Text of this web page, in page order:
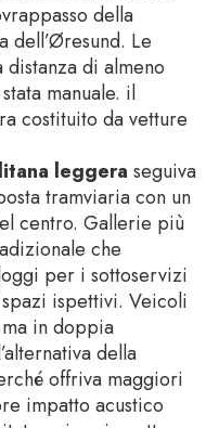
della
dell’Øresund. Le
di almeno
manuale. il
costituito da vetture
leggera seguiva
tramviaria con un
centro. Gallerie più
che
per i sottoservizi
ispettivi. Veicoli
in doppia
della
offriva maggiori
impatto acustico